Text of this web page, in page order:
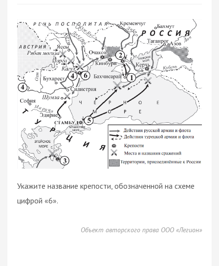
Укажите название крепости, обозначенной на схеме
цифрой «6».
Объект авторского права ООО «Легион»